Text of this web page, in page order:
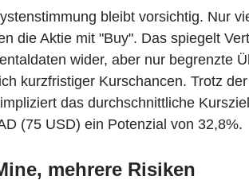
bleibt vorsichtig. Nur
die Aktie mit "Buy". Das spiegelt
wider, aber nur begrenzte
kurzfristiger Kurschancen. Trotz
das durchschnittliche
(75 USD) ein Potenzial von 32,8%.
mehrere Risiken